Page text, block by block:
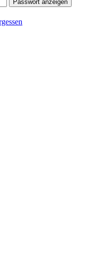
Passwort anzeigen